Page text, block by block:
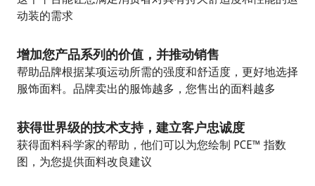
动装的需求
增加您产品系列的价值，并推动销售
帮助品牌根据某项运动所需的强度和舒适度，更好地选择
服饰面料。品牌卖出的服饰越多，您售出的面料越多
获得世界级的技术支持，建立客户忠诚度
获得面料科学家的帮助，他们可以为您绘制 PCE™ 指数
图，为您提供面料改良建议